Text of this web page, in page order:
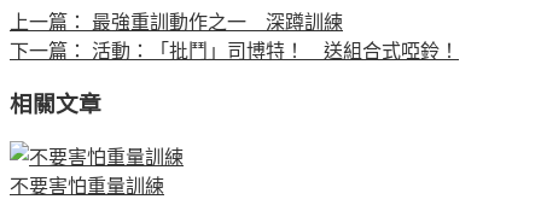
上一篇：
最強重訓動作之一 深蹲訓練
下一篇：
活動：「批鬥」司博特！ 送組合式啞鈴！
相關文章
不要害怕重量訓練